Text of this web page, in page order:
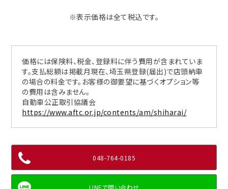
※表示価格は全て税込です。
価格には保険料、税金、登録料に伴う費用が含まれていま
す。支払総額は掲載月現在、埼玉県登録(届出)で店頭納車
の場合の料金です。お客様の御要望に基づくオプション等
の費用は含みません。
自動車公正取引協議会
https://www.aftc.or.jp/contents/am/shiharai/
048-764-0185